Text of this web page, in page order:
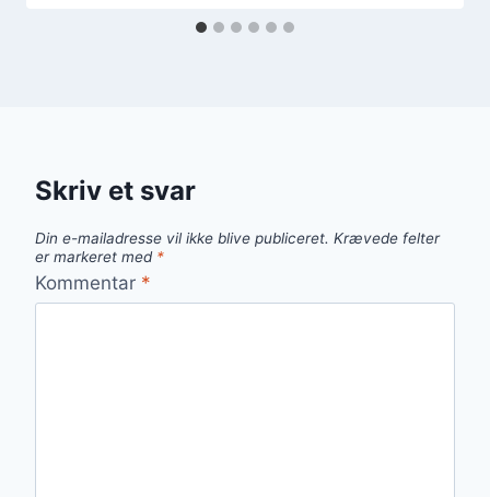
Skriv et svar
Din e-mailadresse vil ikke blive publiceret. Krævede felter
er markeret med *
Kommentar *